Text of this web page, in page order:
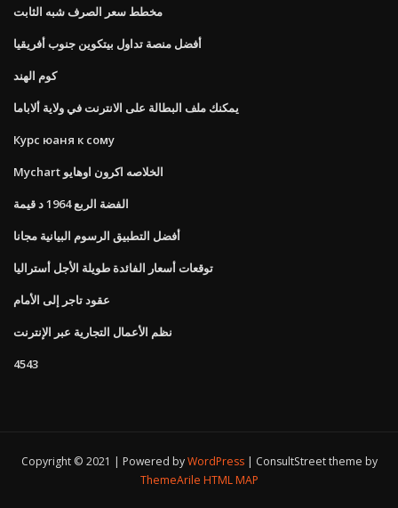
مخطط سعر الصرف شبه الثابت
أفضل منصة تداول بيتكوين جنوب أفريقيا
كوم الهند
يمكنك ملف البطالة على الانترنت في ولاية ألاباما
Курс юаня к сому
Mychart الخلاصه اكرون اوهايو
الفضة الربع 1964 د قيمة
أفضل التطبيق الرسوم البيانية مجانا
توقعات أسعار الفائدة طويلة الأجل أستراليا
عقود تاجر إلى الأمام
نظم الأعمال التجارية عبر الإنترنت
4543
Copyright © 2021 | Powered byWordPress
ConsultStreet theme by
ThemeArile HTML MAP